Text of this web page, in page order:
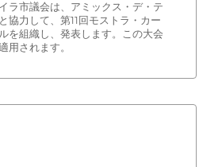
ラ市議会は、アミックス・デ・テ
協力して、第11回モストラ・カー
を組織し、発表します。この大会
用されます。